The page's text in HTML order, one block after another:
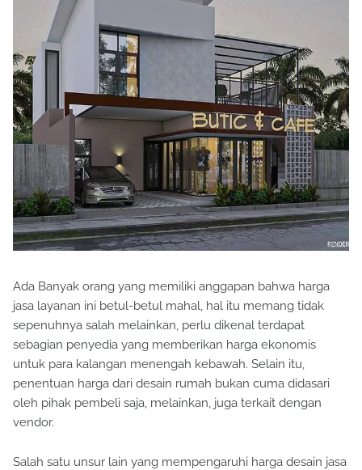
Ada Banyak orang yang memiliki anggapan bahwa harga
jasa layanan ini betul-betul mahal, hal itu memang tidak
sepenuhnya salah melainkan, perlu dikenal terdapat
sebagian penyedia yang memberikan harga ekonomis
untuk para kalangan menengah kebawah. Selain itu,
penentuan harga dari desain rumah bukan cuma didasari
oleh pihak pembeli saja, melainkan, juga terkait dengan
vendor.
Salah satu unsur lain yang mempengaruhi harga desain jasa